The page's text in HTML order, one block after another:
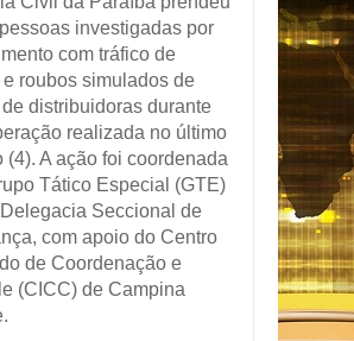
investigadas por
com tráfico de
roubos simulados de
distribuidoras durante
realizada no último
(4). A ação foi coordenada
Tático Especial (GTE)
Seccional de
com apoio do Centro
de Coordenação e
(CICC) de Campina